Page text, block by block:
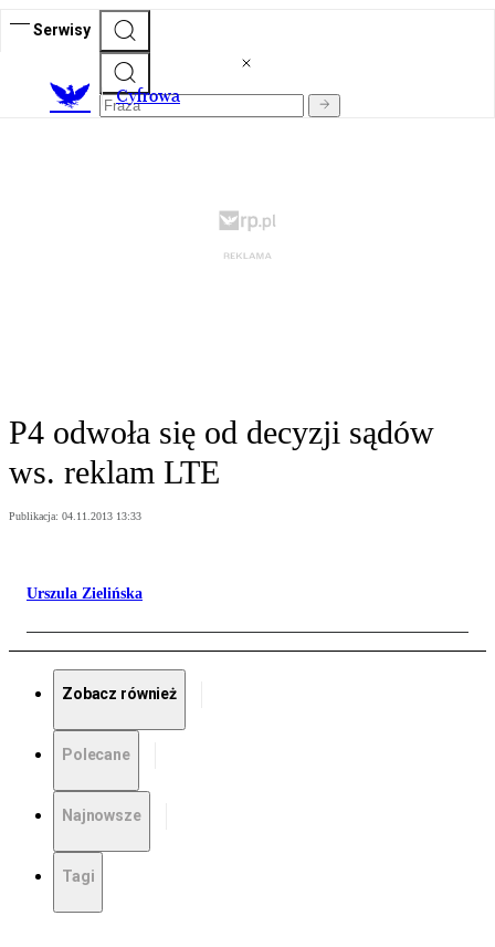
Serwisy
Cyfrowa
P4 odwoła się od decyzji sądów
ws. reklam LTE
Publikacja: 04.11.2013 13:33
Urszula Zielińska
Zobacz również
Polecane
Najnowsze
Tagi